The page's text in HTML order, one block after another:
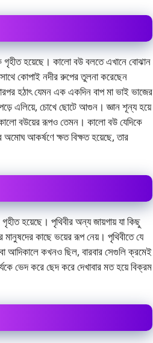
গৃহীত হয়েছে। কালাে বউ বলতে এখানে বােঝান
সাথে কোপাই নদীর রুপের তুলনা করেছেন
হঠাৎ যেমন এক একদিন বাপ মা ভাই ভাজের
এলিয়ে, চোখে ছােটে আগুন। জ্ঞান শূন্য হয়ে
বউয়ের রূপও তেমন। কালাে বউ যেদিকে
অমােঘ আকর্ষণে ক্ষত বিক্ষত হয়েছে, তার
হয়েছে। পৃথিবীর অন্য জায়গায় যা কিছু
মানুষদের কাছে ভয়ের রূপ নেয়। পৃথিবীতে যে
আদিকালে কখনও ছিল, বারবার সেগুলি ক্রমেই
ভেদ করে ছেদ করে দেখাবার মত হয়ে বিক্রম